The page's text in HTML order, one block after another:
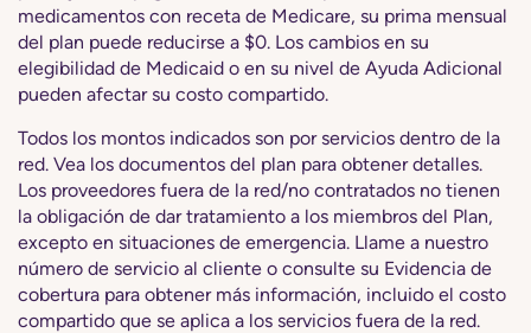
medicamentos con receta de Medicare, su prima mensual
del plan puede reducirse a $0. Los cambios en su
elegibilidad de Medicaid o en su nivel de Ayuda Adicional
pueden afectar su costo compartido.
Todos los montos indicados son por servicios dentro de la
red. Vea los documentos del plan para obtener detalles.
Los proveedores fuera de la red/no contratados no tienen
la obligación de dar tratamiento a los miembros del Plan,
excepto en situaciones de emergencia. Llame a nuestro
número de servicio al cliente o consulte su Evidencia de
cobertura para obtener más información, incluido el costo
compartido que se aplica a los servicios fuera de la red.